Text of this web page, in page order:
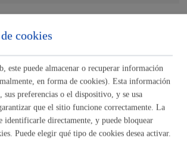
Registros
con Consumo y Medio
con Cultura, Euskera y
cookies
este puede almacenar o recuperar información
en forma de cookies). Esta información
sus preferencias o el dispositivo, y se usa
que el sitio funcione correctamente. La
identificarle directamente, y puede bloquear
Puede elegir qué tipo de cookies desea activar.